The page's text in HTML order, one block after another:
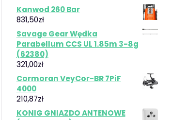
Kanwod 260 Bar
831,50zł
Savage Gear Wędka
Parabellum CCS UL 1.85m 3-8g
(62380)
321,00zł
Cormoran VeyCor-BR 7PiF
4000
210,87zł
KONIG GNIAZDO ANTENOWE